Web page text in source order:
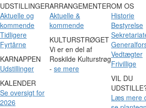
UDSTILLINGER
Aktuelle og
kommende
Tidligere
Fyrtårne
KARNAPPEN
Udstillinger
KALENDER
Se oversigt for
2026
ARRANGEMENTER
Aktuelle &
kommende
KULTURSTRØGET
Vi er en del af
Roskilde Kulturstrøg
- se mere
OM OS
Historie
Bestyrelse
Vedtægter
Frivillige
VIL DU
Læs mere